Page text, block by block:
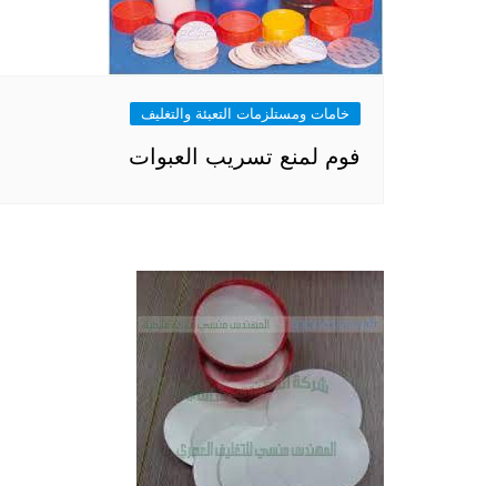
خامات ومستلزمات التعبئة والتغليف
فوم لمنع تسريب العبوات